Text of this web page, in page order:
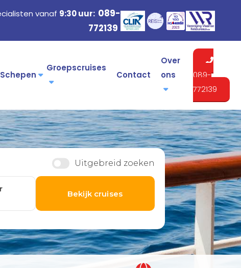
vanaf 9:30 uur: 089-
772139
Schepen
Groepscruises
Contact
Over
ons
089-
772139